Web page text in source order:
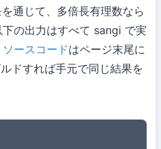
通じて、多倍長有理数なら
の出力はすべて sangi で実
ソースコードはページ末尾に
ドすれば手元で同じ結果を